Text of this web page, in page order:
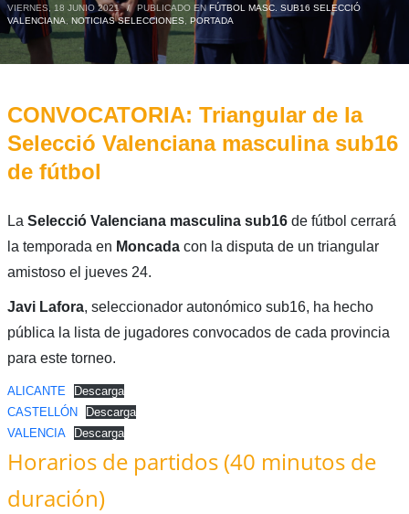
VIERNES, 18 JUNIO 2021 / PUBLICADO ENFÚTBOL MASC. SUB16 SELECCIÓ
VALENCIANA, NOTICIAS SELECCIONES PORTADA
CONVOCATORIA: Triangular de la
Selecció Valenciana masculina sub16
de fútbol
La Selecció Valenciana masculina sub16 de fútbol cerrará
la temporada en Moncadacon la disputa de un triangular
amistoso el jueves 24.
Javi Lafora, seleccionador autonómico sub16, ha hecho
pública la lista de jugadores convocados de cada provincia
para este torneo.
ALICANTE
Descarga
CASTELLÓN
Descarga
VALENCIA
Descarga
Horarios de partidos (40 minutos de
duración)